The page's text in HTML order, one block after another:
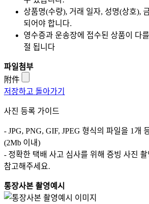
상품명(수량), 거래 일자, 성명(상호),
되어야 합니다.
영수증과 운송장에 접수된 상품이 다
절 됩니다
파일첨부
附件
저장하고 돌아가기
사진 등록 가이드
- JPG, PNG, GIF, JPEG 형식의 파일을 1개
(2Mb 이내)
- 정확한 택배 사고 심사를 위해 증빙 사진
참고해주세요.
통장사본 촬영예시